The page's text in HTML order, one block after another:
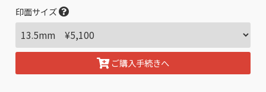
印面サイズ
ご購入手続きへ